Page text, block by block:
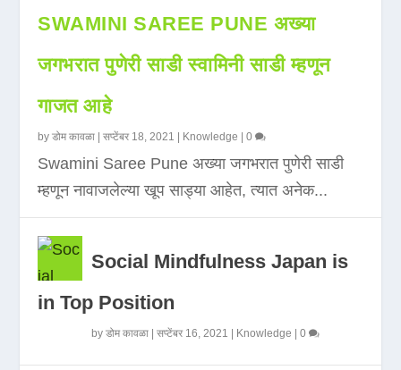
SWAMINI SAREE PUNE अख्या
जगभरात पुणेरी साडी स्वामिनी साडी म्हणून
गाजत आहे
byडोम कावळा |सप्टेंबर 18, 2021 Knowledge |0
Swamini Saree Pune अख्या जगभरात पुणेरी साडी
म्हणून नावाजलेल्या खूप साड्या आहेत, त्यात अनेक...
Social Mindfulness Japan is
in Top Position
byडोम कावळा |सप्टेंबर 16, 2021 Knowledge |0